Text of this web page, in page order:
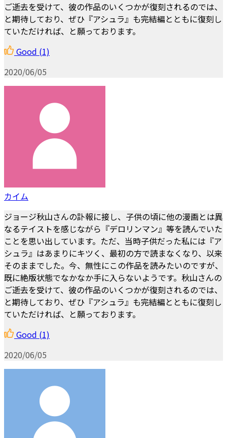
ご逝去を受けて、彼の作品のいくつかが復刻されるのでは、
と期待しており、ぜひ『アシュラ』も完結編とともに復刻し
ていただければ、と願っております。
Good (1)
2020/06/05
カイム
ジョージ秋山さんの訃報に接し、子供の頃に他の漫画とは異
なるテイストを感じながら『デロリンマン』等を読んでいた
ことを思い出しています。ただ、当時子供だった私には『ア
シュラ』はあまりにキツく、最初の方で読まなくなり、以来
そのままでした。今、無性にこの作品を読みたいのですが、
既に絶版状態でなかなか手に入らないようです。秋山さんの
ご逝去を受けて、彼の作品のいくつかが復刻されるのでは、
と期待しており、ぜひ『アシュラ』も完結編とともに復刻し
ていただければ、と願っております。
Good (1)
2020/06/05